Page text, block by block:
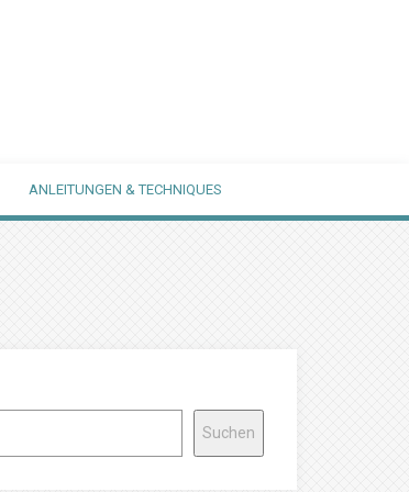
ANLEITUNGEN & TECHNIQUES
Suchen